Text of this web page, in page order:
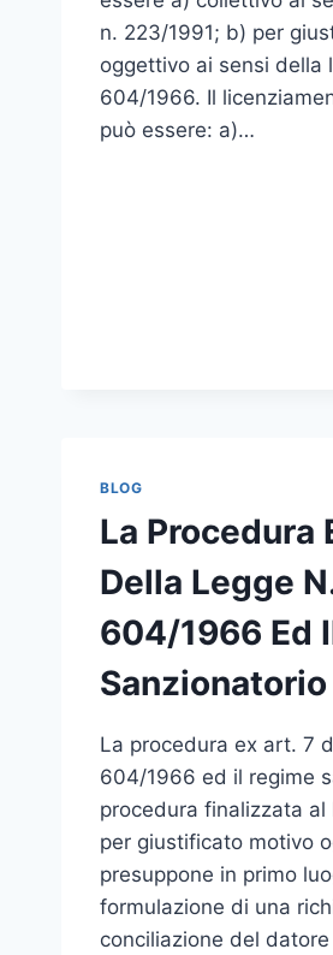
n. 223/1991; b) per
oggettivo ai sensi della
604/1966. Il
può essere: a)…
BLOG
La Procedura
Della Legge
604/1966 Ed
Sanzionatorio
La procedura ex art. 7
604/1966 ed il regime
procedura finalizzata al
per giustificato motivo
presuppone in primo
formulazione di una
conciliazione del